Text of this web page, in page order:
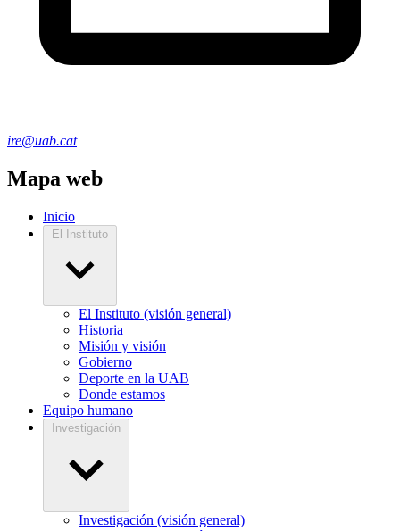
ire@uab.cat
Mapa web
Inicio
El Instituto
El Instituto (visión general)
Historia
Misión y visión
Gobierno
Deporte en la UAB
Donde estamos
Equipo humano
Investigación
Investigación (visión general)